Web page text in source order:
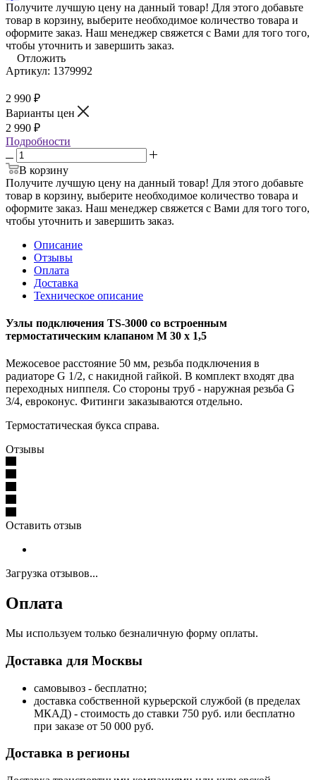
Получите лучшую цену на данный товар! Для этого добавьте
товар в корзину, выберите необходимое количество товара и
оформите заказ. Наш менеджер свяжется с Вами для того того,
чтобы уточнить и завершить заказ.
Отложить
Артикул: 1379992
2 990 ₽
Варианты цен
2 990 ₽
Подробности
В корзину
Получите лучшую цену на данный товар! Для этого добавьте
товар в корзину, выберите необходимое количество товара и
оформите заказ. Наш менеджер свяжется с Вами для того того,
чтобы уточнить и завершить заказ.
Описание
Отзывы
Оплата
Доставка
Техническое описание
Узлы подключения TS-3000 со встроенным
термостатическим клапаном М 30 х 1,5
Межосевое расстояние 50 мм, резьба подключения в
радиаторе G 1/2, с накидной гайкой. В комплект входят два
переходных ниппеля. Со стороны труб - наружная резьба G
3/4, евроконус. Фитинги заказываются отдельно.
Термостатическая букса справа.
Отзывы
Оставить отзыв
Загрузка отзывов...
Оплата
Мы используем только безналичную форму оплаты.
Доставка для Москвы
самовывоз - бесплатно;
доставка собственной курьерской службой (в пределах
МКАД) - стоимость до ставки 750 руб. или бесплатно
при заказе от 50 000 руб.
Доставка в регионы